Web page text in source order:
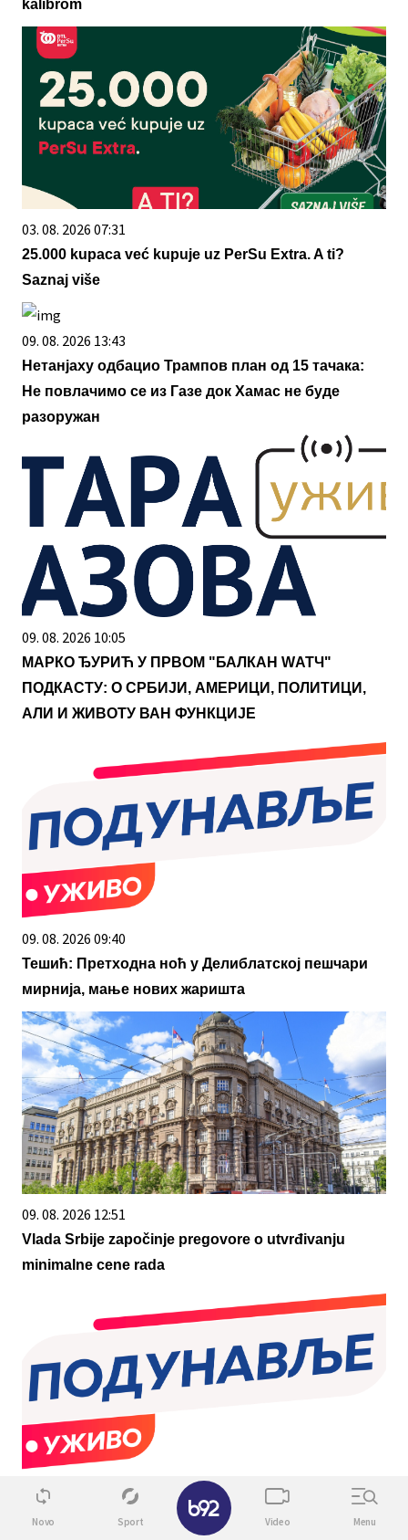
kalibrom
03. 08. 2026 07:31
25.000 kupaca već kupuje uz PerSu Extra. A ti?
Saznaj više
09. 08. 2026 13:43
Нетанјаху одбацио Трампов план од 15 тачака:
Не повлачимо се из Газе док Хамас не буде
разоружан
09. 08. 2026 10:05
МАРКО ЂУРИЋ У ПРВОМ "БАЛКАН WАТЧ"
ПОДКАСТУ: О СРБИЈИ, АМЕРИЦИ, ПОЛИТИЦИ,
АЛИ И ЖИВОТУ ВАН ФУНКЦИЈЕ
09. 08. 2026 09:40
Тешић: Претходна ноћ у Делиблатској пешчари
мирнија, мање нових жаришта
09. 08. 2026 12:51
Vlada Srbije započinje pregovore o utvrđivanju
minimalne cene rada
09. 08. 2026 09:43
Данас претежно сунчано, на истоку и југоистоку
Novo Sport Video Menu
✕